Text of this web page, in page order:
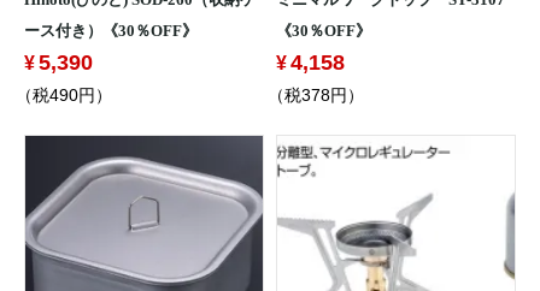
ース付き）《30％OFF》
5,390
（税490円）
《30％OFF》
4,158
（税378円）